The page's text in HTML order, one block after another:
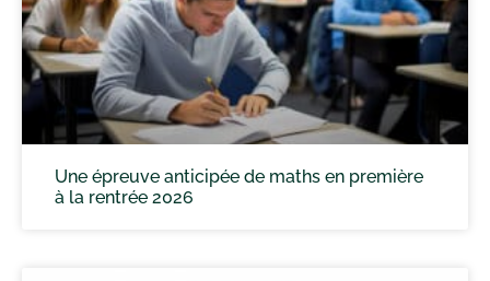
Une épreuve anticipée de maths en première
à la rentrée 2026